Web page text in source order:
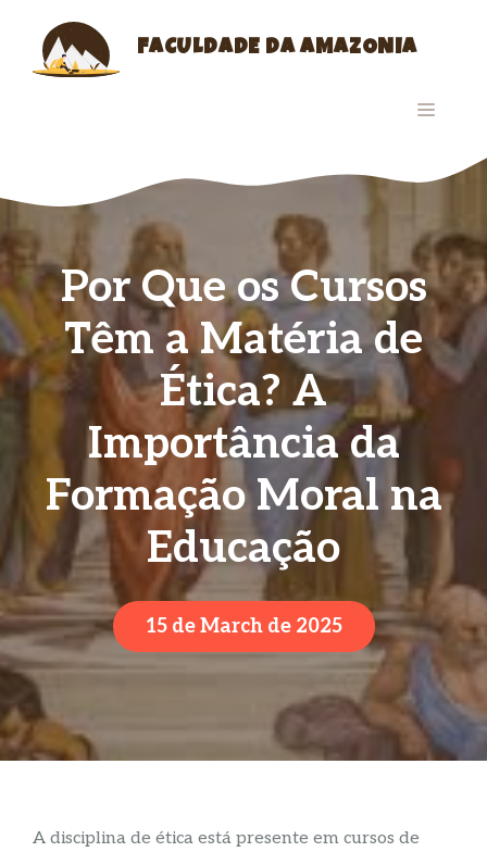
content
FACULDADE DA AMAZONIA
MENU
Por Que os Cursos
Têm a Matéria de
Ética? A
Importância da
Formação Moral na
Educação
15 de March de 2025
A disciplina de ética está presente em cursos de